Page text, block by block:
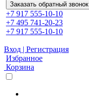
Заказать обратный звонок
+7 917 555-10-10
+7 495 741-20-23
+7 917 555-10-10
Вход | Регистрация
Избранное
Корзина